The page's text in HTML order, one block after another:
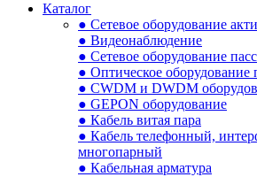
Каталог
● Сетевое оборудование
● Видеонаблюдение
● Сетевое оборудование
● Оптическое оборудование
● CWDM и DWDM
● GEPON оборудование
● Кабель витая пара
● Кабель телефонный,
многопарный
● Кабельная арматура